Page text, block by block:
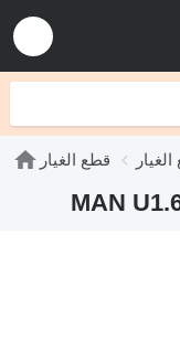
قطع الغيار